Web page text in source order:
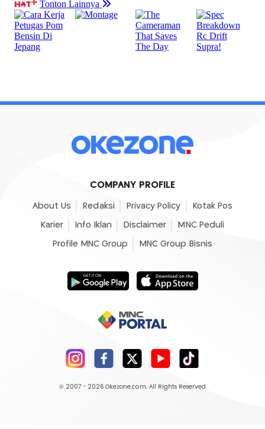
COMPANY PROFILE
About Us Redaksi Privacy Policy Kotak Pos
Karier Info Iklan Disclaimer MNC Peduli
Profile MNC Group MNC Group Bisnis
© 2007 - 2026 Okezone.com, All Rights Reserved